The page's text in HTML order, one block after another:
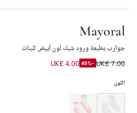
Mayoral
جوارب بطبعة ورود شبك لون أبيض للبنات
UK£ 7.00
-45%
UK£ 4.00
اللون